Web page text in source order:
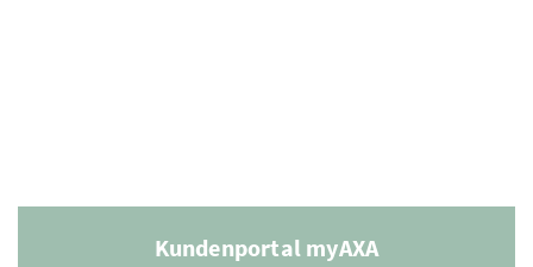
Kundenportal myAXA